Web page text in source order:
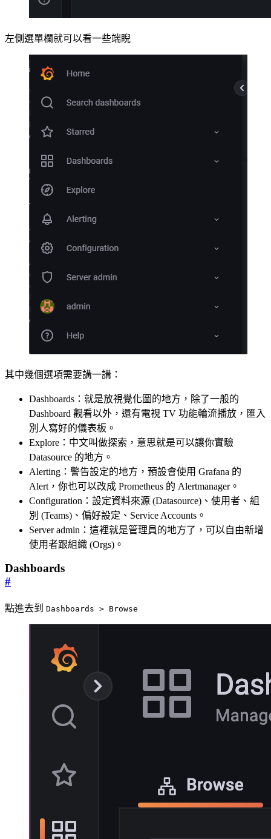
左側選單欄就可以看一些端睨
其中幾個選項需要講一講：
Dashboards：就是放視覺化圖的地方，除了一般的
Dashboard 觀看以外，還有電視 TV 功能輪流播放，匯入
別人寫好的儀表板。
Explore：中文叫做探索，意思就是可以讓你實驗
Datasource 的地方。
Alerting：警告設定的地方，預設會使用 Grafana 的
Alert，你也可以改成 Prometheus 的 Alertmanager。
Configuration：設定資料來源 (Datasource)、使用者、組
別 (Teams)、偏好設定、Service Accounts。
Server admin：這裡就是管理員的地方了，可以自由新增
使用者跟組織 (Orgs)。
Dashboards
#
點進去到 Dashboards > Browse